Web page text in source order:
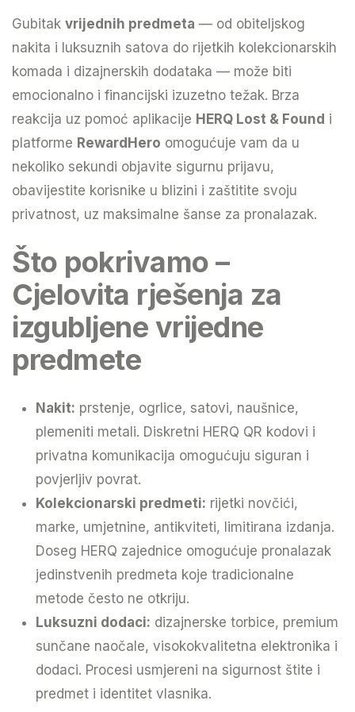
Gubitak vrijednih predmeta — od obiteljskog
nakita i luksuznih satova do rijetkih kolekcionarskih
komada i dizajnerskih dodataka — može biti
emocionalno i financijski izuzetno težak. Brza
reakcija uz pomoć aplikacije HERQ Lost & Found i
platforme RewardHero omogućuje vam da u
nekoliko sekundi objavite sigurnu prijavu,
obavijestite korisnike u blizini i zaštitite svoju
privatnost, uz maksimalne šanse za pronalazak.
Što pokrivamo –
Cjelovita rješenja za
izgubljene vrijedne
predmete
Nakit: prstenje, ogrlice, satovi, naušnice,
plemeniti metali. Diskretni HERQ QR kodovi i
privatna komunikacija omogućuju siguran i
povjerljiv povrat.
Kolekcionarski predmeti: rijetki novčići,
marke, umjetnine, antikviteti, limitirana izdanja.
Doseg HERQ zajednice omogućuje pronalazak
jedinstvenih predmeta koje tradicionalne
metode često ne otkriju.
Luksuzni dodaci: dizajnerske torbice, premium
sunčane naočale, visokokvalitetna elektronika i
dodaci. Procesi usmjereni na sigurnost štite i
predmet i identitet vlasnika.